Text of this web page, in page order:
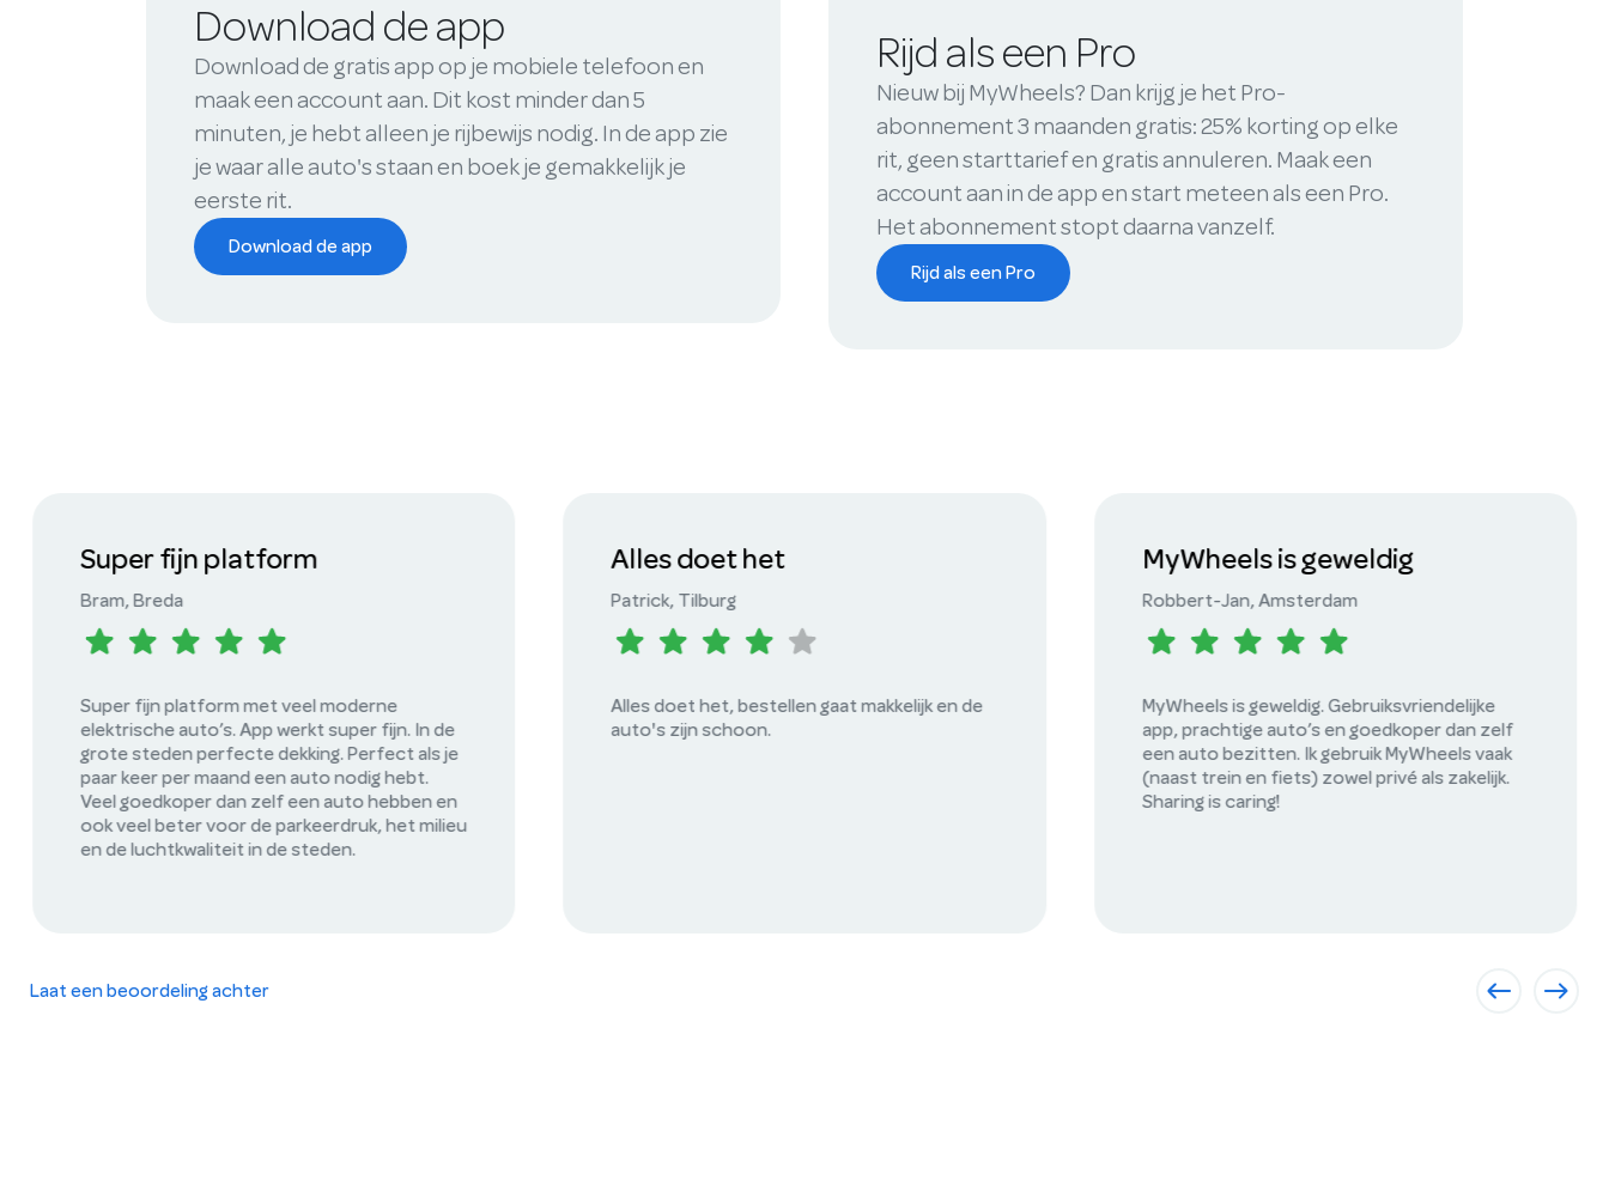
Download de app
Download de gratis app op je mobiele telefoon en
maak een account aan. Dit kost minder dan 5
minuten, je hebt alleen je rijbewijs nodig. In de app zie
je waar alle auto's staan en boek je gemakkelijk je
eerste rit.
Download de app
Rijd als een Pro
Nieuw bij MyWheels? Dan krijg je het Pro-
abonnement 3 maanden gratis: 25% korting op elke
rit, geen starttarief en gratis annuleren. Maak een
account aan in de app en start meteen als een Pro.
Het abonnement stopt daarna vanzelf.
Rijd als een Pro
Alles doet het
Patrick, Tilburg
Alles doet het, bestellen gaat makkelijk en de
auto's zijn schoon.
MyWheels is geweldig
Robbert-Jan, Amsterdam
MyWheels is geweldig. Gebruiksvriendelijke
app, prachtige auto’s en goedkoper dan zelf
Vlekkeloze rit
Maurits, Alkmaar
Vlekkeloze rit in een volledig opgeladen en
schone auto. Gewoon top!
Laat een beoordeling achter